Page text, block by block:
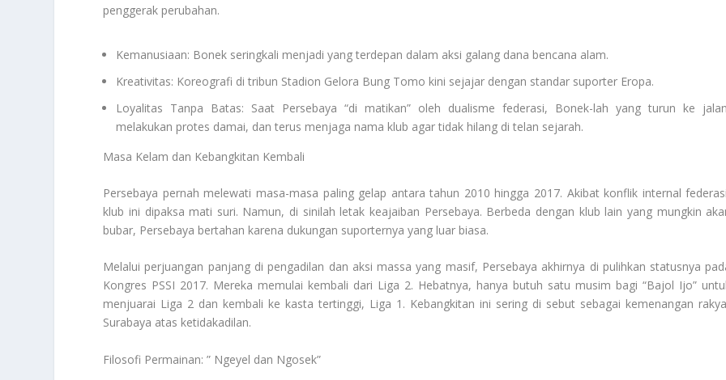
penggerak perubahan.
Kemanusiaan: Bonek seringkali menjadi yang terdepan dalam aksi galang dana bencana alam.
Kreativitas: Koreografi di tribun Stadion Gelora Bung Tomo kini sejajar dengan standar suporter Eropa.
Loyalitas Tanpa Batas: Saat Persebaya “di matikan” oleh dualisme federasi, Bonek-lah yang turun ke
melakukan protes damai, dan terus menjaga nama klub agar tidak hilang di telan sejarah.
Masa Kelam dan Kebangkitan Kembali
Persebaya pernah melewati masa-masa paling gelap antara tahun 2010 hingga 2017. Akibat konflik internal
klub ini dipaksa mati suri. Namun, di sinilah letak keajaiban Persebaya. Berbeda dengan klub lain yang mungkin
bubar, Persebaya bertahan karena dukungan suporternya yang luar biasa.
Melalui perjuangan panjang di pengadilan dan aksi massa yang masif, Persebaya akhirnya di pulihkan statusnya
Kongres PSSI 2017. Mereka memulai kembali dari Liga 2. Hebatnya, hanya butuh satu musim bagi “Bajol Ijo”
menjuarai Liga 2 dan kembali ke kasta tertinggi, Liga 1. Kebangkitan ini sering di sebut sebagai kemenangan
Surabaya atas ketidakadilan.
Filosofi Permainan: ” Ngeyel dan Ngosek”